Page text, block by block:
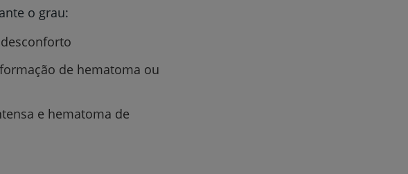
o grau:
de hematoma ou
e hematoma de